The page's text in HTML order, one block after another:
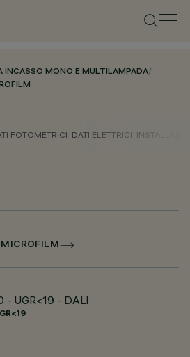
INCASSO MONO E MULTILAMPADA/
FOTOMETRICI DATI ELETTRICI
MICROFILM
UGR<19 - DALI